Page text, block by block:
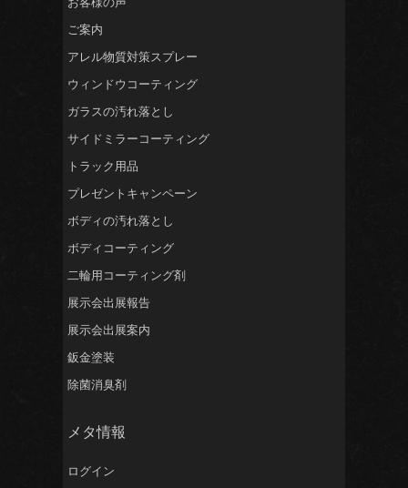
ご案内
アレル物質対策スプレー
ウィンドウコーティング
ガラスの汚れ落とし
サイドミラーコーティング
トラック用品
プレゼントキャンペーン
ボディの汚れ落とし
ボディコーティング
二輪用コーティング剤
展示会出展報告
展示会出展案内
鈑金塗装
除菌消臭剤
メタ情報
ログイン